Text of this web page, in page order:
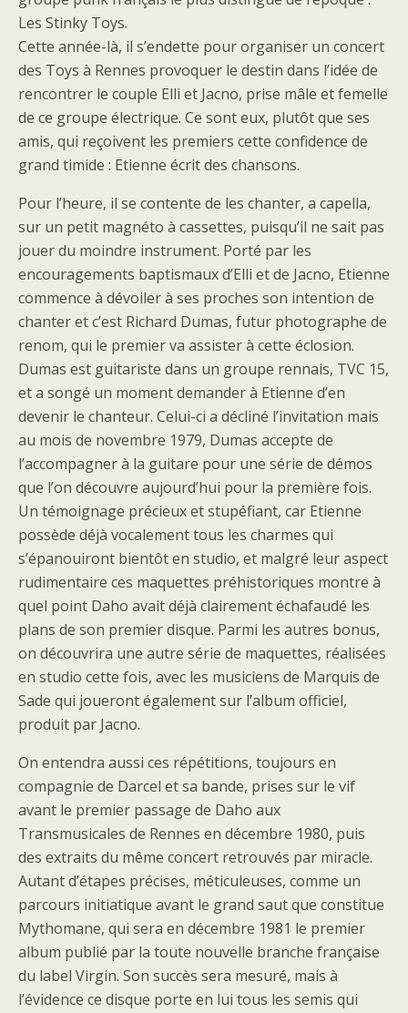
Les Stinky Toys.
Cette année-là, il s’endette pour organiser un concert
des Toys à Rennes provoquer le destin dans l’idée de
rencontrer le couple Elli et Jacno, prise mâle et femelle
de ce groupe électrique. Ce sont eux, plutôt que ses
amis, qui reçoivent les premiers cette confidence de
grand timide : Etienne écrit des chansons.
Pour l’heure, il se contente de les chanter, a capella,
sur un petit magnéto à cassettes, puisqu’il ne sait pas
jouer du moindre instrument. Porté par les
encouragements baptismaux d’Elli et de Jacno, Etienne
commence à dévoiler à ses proches son intention de
chanter et c’est Richard Dumas, futur photographe de
renom, qui le premier va assister à cette éclosion.
Dumas est guitariste dans un groupe rennais, TVC 15,
et a songé un moment demander à Etienne d’en
devenir le chanteur. Celui-ci a décliné l’invitation mais
au mois de novembre 1979, Dumas accepte de
l’accompagner à la guitare pour une série de démos
que l’on découvre aujourd’hui pour la première fois.
Un témoignage précieux et stupéfiant, car Etienne
possède déjà vocalement tous les charmes qui
s’épanouiront bientôt en studio, et malgré leur aspect
rudimentaire ces maquettes préhistoriques montre à
quel point Daho avait déjà clairement échafaudé les
plans de son premier disque. Parmi les autres bonus,
on découvrira une autre série de maquettes, réalisées
en studio cette fois, avec les musiciens de Marquis de
Sade qui joueront également sur l’album officiel,
produit par Jacno.
On entendra aussi ces répétitions, toujours en
compagnie de Darcel et sa bande, prises sur le vif
avant le premier passage de Daho aux
Transmusicales de Rennes en décembre 1980, puis
des extraits du même concert retrouvés par miracle.
Autant d’étapes précises, méticuleuses, comme un
parcours initiatique avant le grand saut que constitue
Mythomane, qui sera en décembre 1981 le premier
album publié par la toute nouvelle branche française
du label Virgin. Son succès sera mesuré, mais à
l’évidence ce disque porte en lui tous les semis qui